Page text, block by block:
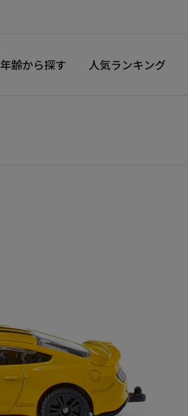
年齢から探す 人気ランキング